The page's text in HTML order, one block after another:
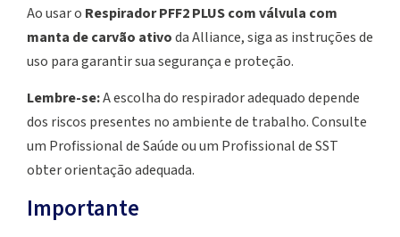
Ao usar o Respirador PFF2 PLUS com válvula com
manta de carvão ativoda Alliance, siga as instruções de
uso para garantir sua segurança e proteção.
Lembre-se:A escolha do respirador adequado depende
dos riscos presentes no ambiente de trabalho. Consulte
um Profissional de Saúde ou um Profissional de SST
obter orientação adequada.
Importante